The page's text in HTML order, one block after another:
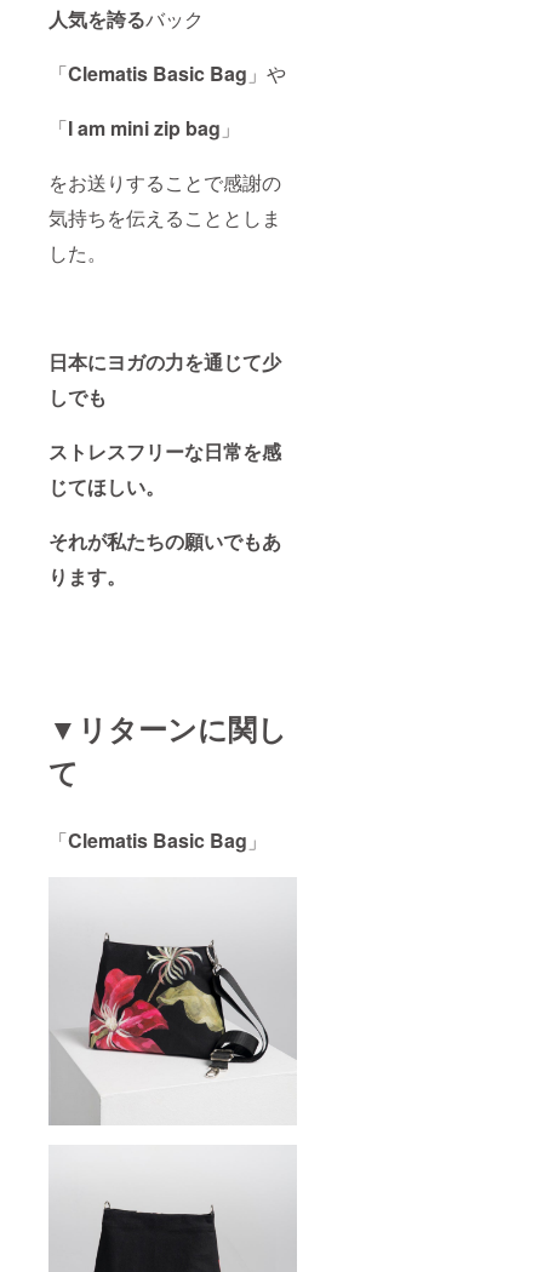
人気を誇るバック
「Clematis Basic Bag 」や
「I am mini zip bag 」
をお送りすることで感謝の
気持ちを伝えることとしま
した。
日本にヨガの力を通じて少
しでも
ストレスフリーな日常を感
じてほしい。
それが私たちの願いでもあ
ります。
▼リターンに関し
て
「Clematis Basic Bag 」